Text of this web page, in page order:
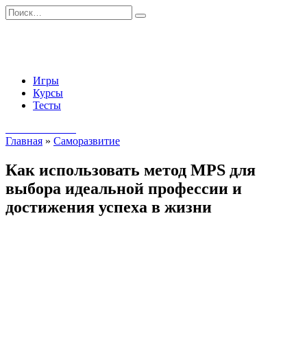
Перейти
к
Search
for:
Игры
Курсы
Тесты
Главная » Саморазвитие
Как использовать метод MPS для
выбора идеальной профессии и
достижения успеха в жизни